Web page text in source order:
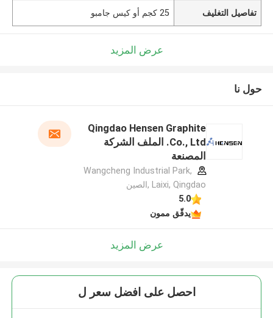
تفاصيل التغليف 25 كجم أو كيس جامبو
عرض المزيد
حول نا
Qingdao Hensen Graphite
Co., Ltd. الملف الشركة
المصنعة
Wangcheng Industrial Park,
Laixi, Qingdao ,الصين
5.0
يدقّق ممون
عرض المزيد
احصل على افضل سعر ل